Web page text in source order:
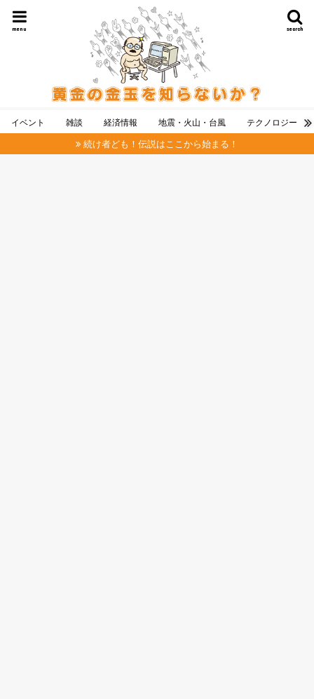
search
menu
イベント 雑談 経済情報 地震・火山・台風 テクノロジー
続け者ども！伝説はここから始まる！